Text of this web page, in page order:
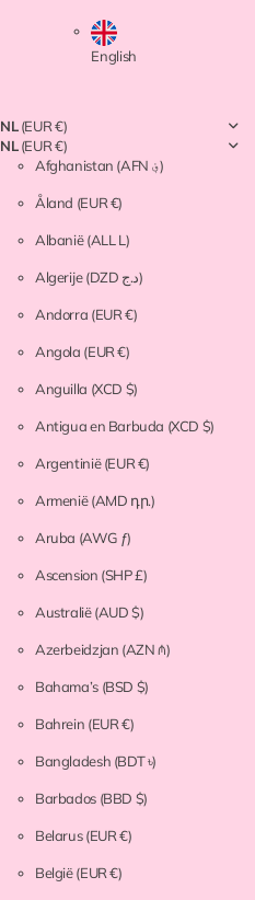
English
NL(EUR €)
NL(EUR €)
Afghanistan
(AFN ؋)
Åland (EUR €)
Albanië(ALL L)
Algerije (DZD د.ج)
Andorra (EUR €)
Angola (EUR €)
Anguilla (XCD $)
Antigua en Barbuda (XCD $)
Argentinië(EUR €)
Armenië(AMD դր.)
Aruba (AWG ƒ)
Ascension (SHP £)
Australië(AUD $)
Azerbeidzjan (AZN ₼)
Bahama’s (BSD $)
Bahrein (EUR €)
Bangladesh (BDT ৳)
Barbados (BBD $)
Belarus(EUR €)
België(EUR €)